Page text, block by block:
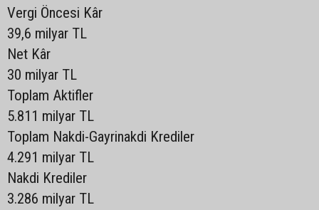
Vergi Öncesi Kâr
39,6 milyar TL
Net Kâr
30 milyar TL
Toplam Aktifler
5.811 milyar TL
Toplam Nakdi-Gayrinakdi Krediler
4.291 milyar TL
Nakdi Krediler
3.286 milyar TL